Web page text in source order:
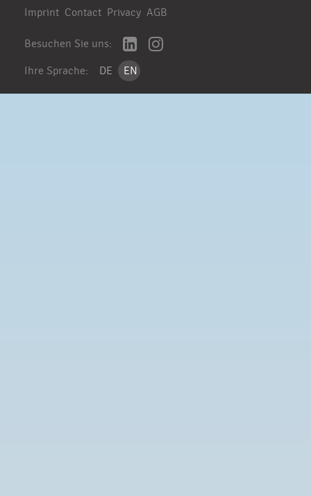
Imprint Contact Privacy AGB
Besuchen Sie uns:
Ihre Sprache: DE EN